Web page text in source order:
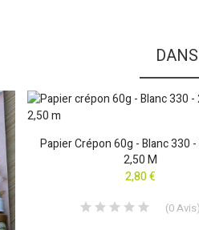
Papier Crépon 60g - Blanc 330
2,50 M
2,80 €
(0Avis)